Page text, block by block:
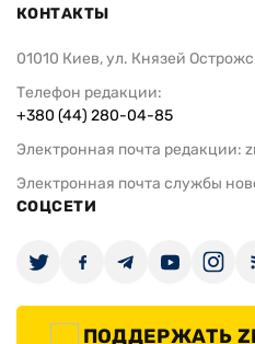
КОНТАКТЫ
01010 Киев, ул. Князей
Телефон редакции:
+380 (44) 280-04-85
Электронная почта редакции:
Электронная почта службы
СОЦСЕТИ
ПОДДЕРЖАТЬ